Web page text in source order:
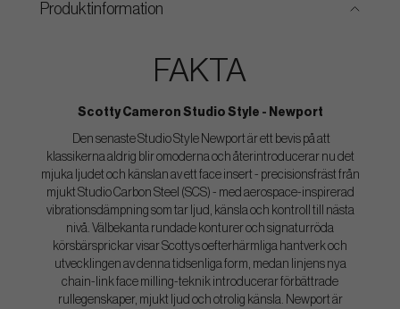
Produktinformation
FAKTA
Scotty Cameron Studio Style - Newport
Den senaste Studio Style Newport är ett bevis på att
klassikerna aldrig blir omoderna och återintroducerar nu det
mjuka ljudet och känslan av ett face insert - precisionsfräst från
mjukt Studio Carbon Steel (SCS) - med aerospace-inspirerad
vibrationsdämpning som tar ljud, känsla och kontroll till nästa
nivå. Välbekanta rundade konturer och signaturröda
körsbärsprickar visar Scottys oefterhärmliga hantverk och
utvecklingen av denna tidsenliga form, medan linjens nya
chain-link face milling-teknik introducerar förbättrade
rullegenskaper, mjukt ljud och otrolig känsla. Newport är